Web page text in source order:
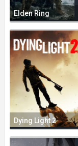
Elden Ring
Dying Light 2